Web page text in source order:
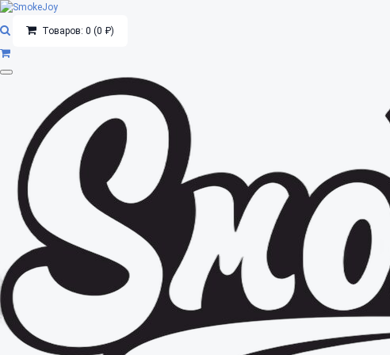
Товаров: 0 (0 ₽)